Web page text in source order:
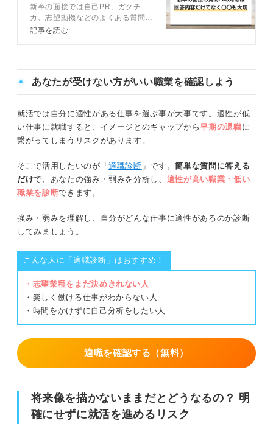
説
新卒の面接では自己PR、ガクチ
カ、志望動機などのよくある質問以
外にもさまざまなことが聞かれるた
す。質問への準備を万全にして内定
をつかみましょう。
記事を読む
あなたが受けない方がいい職業を確認しよう
就活では自分に適性がある仕事を選ぶ事が大事です。適性が低
い仕事に就職すると、イメージとのギャップから早期の退職に
繋がってしまうリスクがあります。
そこで活用したいのが「適職診断 」です。簡単な質問に答える
だけで、あなたの強み・弱みを分析し、 適性が高い職業・低い
職業を診断できます。
強み・弱みを理解し、自分がどんな仕事に適性があるのか診断
してみましょう。
こんな人に「適職診断」はおすすめ！
・志望業種をまだ決めきれない人
・楽しく働ける仕事がわからない人
・時間をかけずに自己分析をしたい人
適職を確認する（無料）
将来像を描かないままだとどうなるの？ 明
確にせずに就活を進めるリスク